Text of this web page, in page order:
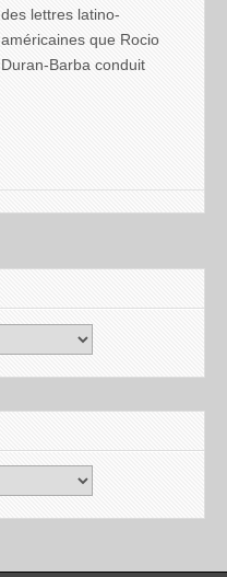
des lettres latino-
américaines que Rocio
Duran-Barba conduit